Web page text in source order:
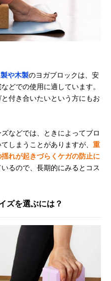
や木製のヨガブロックは、安
どでの使用に適しています。
付き合いたいという方にもお
などでは、ときによってブロ
しまうことがありますが、 重
れが起きづらくケガの防止に
るので、長期的にみるとコス
ズを選ぶには？